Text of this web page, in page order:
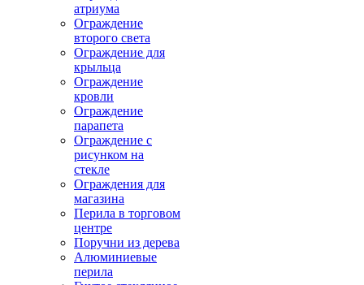
атриума
Ограждение
второго света
Ограждение для
крыльца
Ограждение
кровли
Ограждение
парапета
Ограждение с
рисунком на
стекле
Ограждения для
магазина
Перила в торговом
центре
Поручни из дерева
Алюминиевые
перила